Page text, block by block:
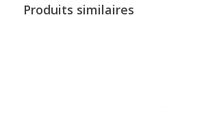
Produits similaires